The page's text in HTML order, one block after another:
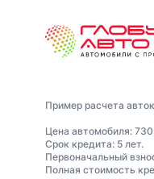
Пример расчета
Цена автомобиля:
Срок кредита: 5 лет.
Первоначальный
Полная стоимость